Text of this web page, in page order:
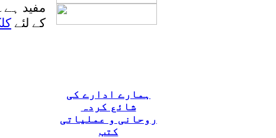
ہمارے ادارے کی
شائع کردہ
روحانی و عملیاتی
کتب
مفید
کے لئے